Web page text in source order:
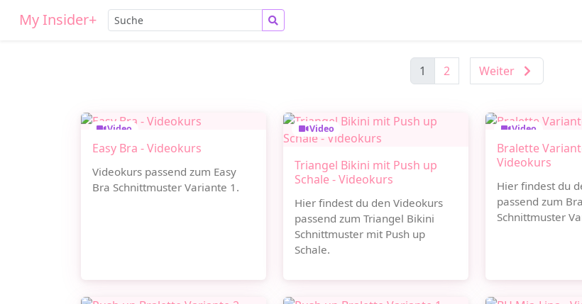
My Insider+
1 2 Weiter
Video
Easy Bra - Videokurs
Videokurs passend zum Easy
Bra Schnittmuster Variante 1.
Video
Triangel Bikini mit Push up
Schale - Videokurs
Hier findest du den Videokurs
passend zum Triangel Bikini
Schnittmuster mit Push up
Schale.
Video
Bralette
Videokurs
Hier findest du
passend zum
Schnittmuster